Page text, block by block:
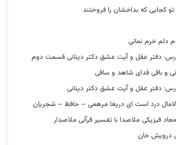
کجایی که بداخشان را فروختند
دلم خرم نمانی
دفتر عقل و آیت عشق دکتر دینانی قسمت دوم
و باقی فدای شاهد و ساقی
دفتر عقل و آیت عشق دکتر دینانی
درد است ای دریغا مرهمی – حافظ – شجریان
فیزیکی ملاصدا با تفسیر قرآنی ملاصدار
درویش خان